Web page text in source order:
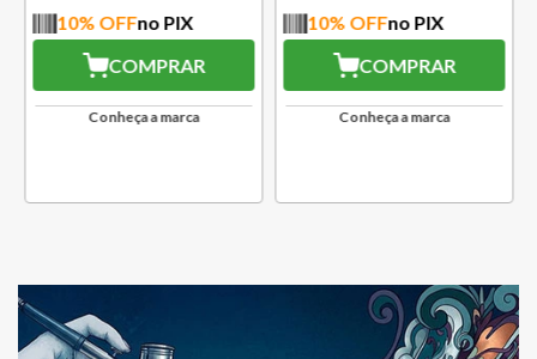
10% OFFno PIX
COMPRAR
Conheça a marca
10% OFFno PIX
COMPRAR
Conheça a marca